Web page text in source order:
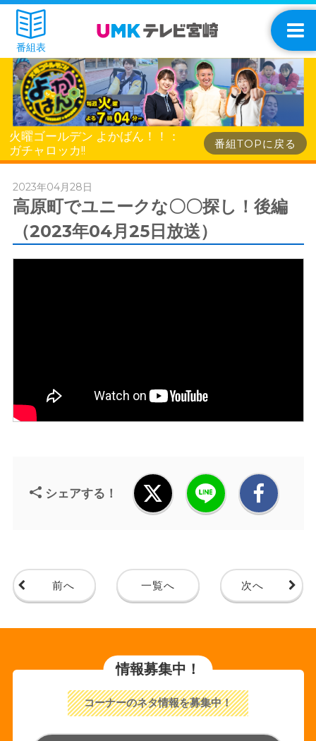
番組表
火曜ゴールデン よかばん！！：
ガチャロッカ!!
番組TOPに戻る
2023年04月28日
高原町でユニークな〇〇探し！後編
（2023年04月25日放送）
シェアする！
前へ 一覧へ 次へ
情報募集中！
コーナーのネタ情報を募集中！